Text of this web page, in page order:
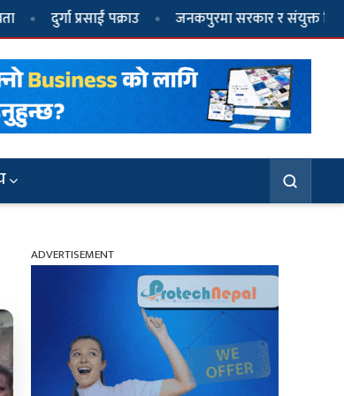
पक्राउ जनकपुरमा सरकार र संयुक्त हिन्दु मोर्चाबीच
आस्था र परम्पराको संगम :
विधिवत् मनाइँदै मधुश्रावणी पर्व
सरकार र संयुक्त हिन्दु मोर्चाबीच
ADVERTISEMENT